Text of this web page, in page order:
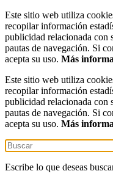
Este sitio web utiliza
recopilar información
publicidad relacionada con
pautas de navegación. Si
acepta su uso. Más
Este sitio web utiliza
recopilar información
publicidad relacionada con
pautas de navegación. Si
acepta su uso. Más
Escribe lo que deseas